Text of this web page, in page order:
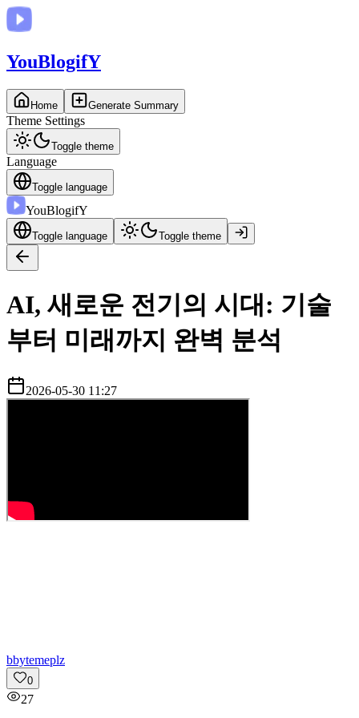
YouBlogifY
Home Generate Summary
Theme Settings
Toggle theme
Language
Toggle language
YouBlogifY
Toggle language Toggle theme
AI, 새로운 전기의 시대: 기술
부터 미래까지 완벽 분석
2026-05-30 11:27
bbytemeplz
0
27